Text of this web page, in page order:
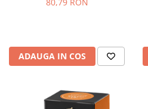
ADAUGA IN COS